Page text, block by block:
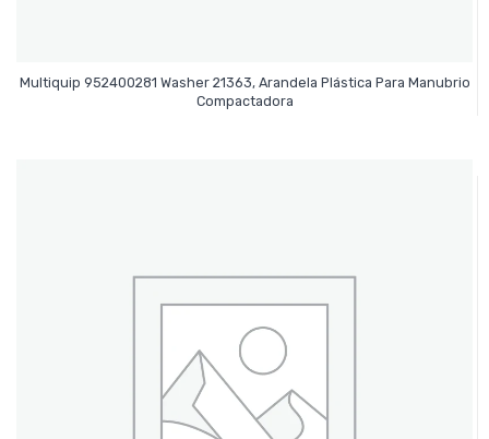
Multiquip 952400281 Washer 21363, Arandela Plástica Para Manubrio
Compactadora
Leer Más